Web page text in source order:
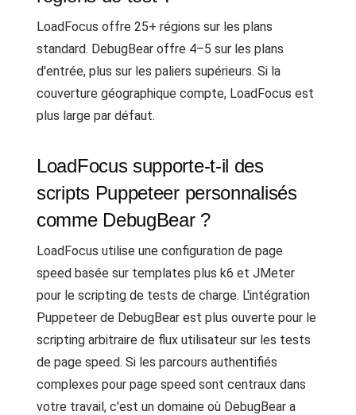
LoadFocus offre 25+ régions sur les plans
standard. DebugBear offre 4–5 sur les plans
d'entrée, plus sur les paliers supérieurs. Si la
couverture géographique compte, LoadFocus est
plus large par défaut.
LoadFocus supporte-t-il des
scripts Puppeteer personnalisés
comme DebugBear ?
LoadFocus utilise une configuration de page
speed basée sur templates plus k6 et JMeter
pour le scripting de tests de charge. L'intégration
Puppeteer de DebugBear est plus ouverte pour le
scripting arbitraire de flux utilisateur sur les tests
de page speed. Si les parcours authentifiés
complexes pour page speed sont centraux dans
votre travail, c'est un domaine où DebugBear a